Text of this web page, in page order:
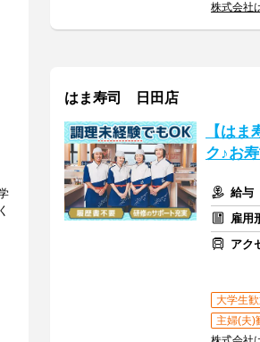
株式会社
はま寿司 日田店
【は
ク♪お
給与
雇用
アク
大学生
主婦(夫)